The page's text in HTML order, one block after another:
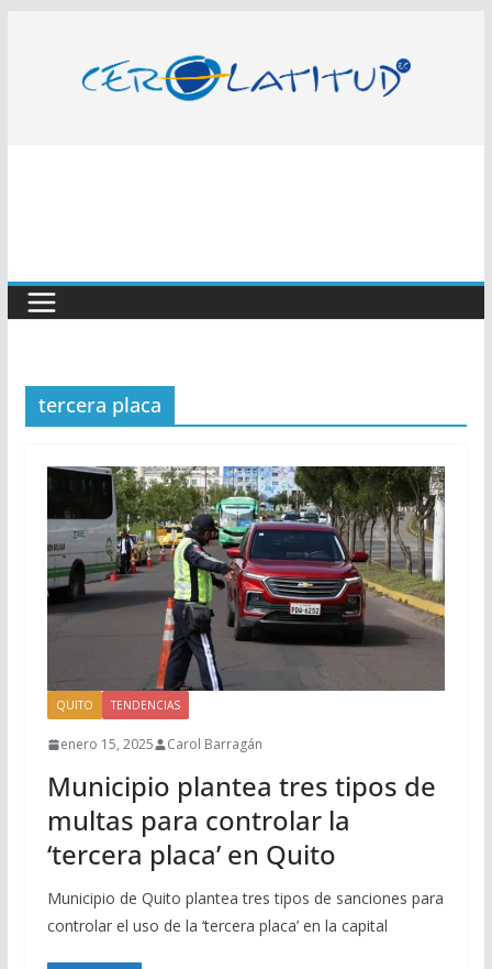
contenido
tercera placa
QUITO TENDENCIAS
enero 15, 2025 Carol Barragán
Municipio plantea tres tipos de
multas para controlar la
‘tercera placa’ en Quito
Municipio de Quito plantea tres tipos de sanciones para
controlar el uso de la ‘tercera placa’ en la capital